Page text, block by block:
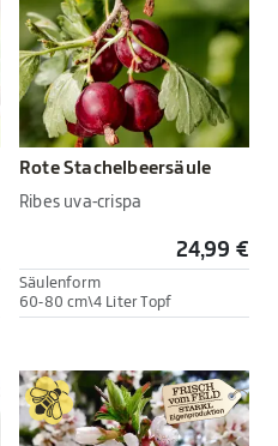
Rote Stachelbeersäule
Ribes uva-crispa
24,99 €
Säulenform
60-80 cm\4 Liter Topf